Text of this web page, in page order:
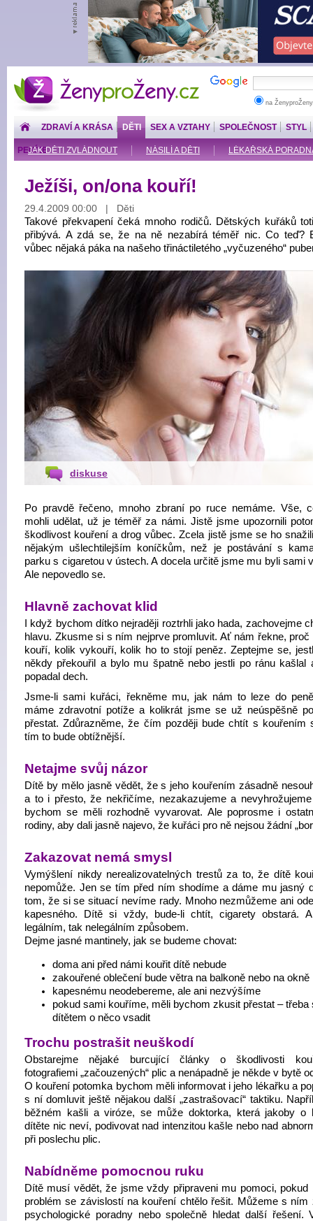
ŽenyproŽeny.cz
na
ZDRAVÍ A KRÁSA DĚTI
JAK DĚTI ZVLÁDNOUT NÁSILÍ A DĚTI LÉKAŘSKÁ
SEX A VZTAHY SPOLEČNOST STYL
PENÍZE
Ježíši, on/ona kouří!
29.4.2009 00:00 | Děti
Takové překvapení čeká mnoho rodičů. Dětských kuřáků
přibývá. A zdá se, že na ně nezabírá téměř nic. Co teď?
vůbec nějaká páka na našeho třináctiletého „vyčuzeného“
diskuse
Po pravdě řečeno, mnoho zbraní po ruce nemáme. Vše,
mohli udělat, už je téměř za námi. Jistě jsme upozornili
škodlivost kouření a drog vůbec. Zcela jistě jsme se ho
nějakým ušlechtilejším koníčkům, než je postávání s
parku s cigaretou v ústech. A docela určitě jsme mu byli sami
Ale nepovedlo se.
Hlavně zachovat klid
I když bychom dítko nejraději roztrhli jako hada, zachovejme
hlavu. Zkusme si s ním nejprve promluvit. Ať nám řekne, proč
kouří, kolik vykouří, kolik ho to stojí peněz. Zeptejme se,
někdy překouřil a bylo mu špatně nebo jestli po ránu kašlal
popadal dech.
Jsme-li sami kuřáci, řekněme mu, jak nám to leze do
máme zdravotní potíže a kolikrát jsme se už neúspěšně
přestat. Zdůrazněme, že čím později bude chtít s kouřením
tím to bude obtížnější.
Netajme svůj názor
Dítě by mělo jasně vědět, že s jeho kouřením zásadně
a to i přesto, že nekřičíme, nezakazujeme a
bychom se měli rozhodně vyvarovat. Ale poprosme i
rodiny, aby dali jasně najevo, že kuřáci pro ně nejsou žádní
Zakazovat nemá smysl
Vymýšlení nikdy nerealizovatelných trestů za to, že dítě
nepomůže. Jen se tím před ním shodíme a dáme mu jasný
tom, že si se situací nevíme rady. Mnoho nezmůžeme ani
kapesného. Dítě si vždy, bude-li chtít, cigarety obstará.
legálním, tak nelegálním způsobem.
Dejme jasné mantinely, jak se budeme chovat:
doma ani před námi kouřit dítě nebude
zakouřené oblečení bude větra na balkoně nebo na okně
kapesnému neodebereme, ale ani nezvýšíme
pokud sami kouříme, měli bychom zkusit přestat – třeba
dítětem o něco vsadit
Trochu postrašit neuškodí
Obstarejme nějaké burcující články o škodlivosti
fotografiemi „začouzených“ plic a nenápadně je někde v bytě
O kouření potomka bychom měli informovat i jeho lékařku a
s ní domluvit ještě nějakou další „zastrašovací“ taktiku.
běžném kašli a viróze, se může doktorka, která jakoby o
dítěte nic neví, podivovat nad intenzitou kašle nebo nad
při poslechu plic.
Nabídněme pomocnou ruku
Dítě musí vědět, že jsme vždy připraveni mu pomoci, pokud
problém se závislostí na kouření chtělo řešit. Můžeme s ním
psychologické poradny nebo společně hledat další řešení.